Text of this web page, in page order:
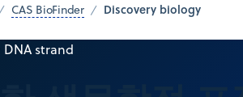
CAS BioFinder Discovery biology